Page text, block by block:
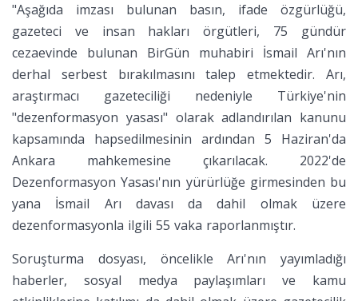
"Aşağıda imzası bulunan basın, ifade özgürlüğü,
gazeteci ve insan hakları örgütleri, 75 gündür
cezaevinde bulunan BirGün muhabiri İsmail Arı'nın
derhal serbest bırakılmasını talep etmektedir. Arı,
araştırmacı gazeteciliği nedeniyle Türkiye'nin
"dezenformasyon yasası" olarak adlandırılan kanunu
kapsamında hapsedilmesinin ardından 5 Haziran'da
Ankara mahkemesine çıkarılacak. 2022'de
Dezenformasyon Yasası'nın yürürlüğe girmesinden bu
yana İsmail Arı davası da dahil olmak üzere
dezenformasyonla ilgili 55 vaka raporlanmıştır.
Soruşturma dosyası, öncelikle Arı'nın yayımladığı
haberler, sosyal medya paylaşımları ve kamu